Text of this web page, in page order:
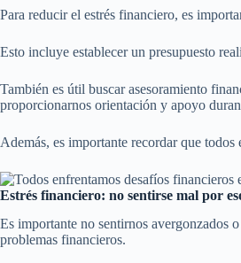
Para reducir el estrés financiero, es
Esto incluye establecer un presupuesto
También es útil buscar asesoramiento
proporcionarnos orientación y apoyo
Además, es importante recordar que
Estrés financiero: no sentirse mal por
Es importante no sentirnos avergonzados
problemas financieros.